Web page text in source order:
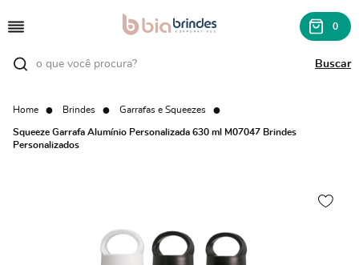
0
Home Brindes Garrafas e Squeezes
Squeeze Garrafa Alumínio Personalizada 630 ml M07047 Brindes
Personalizados